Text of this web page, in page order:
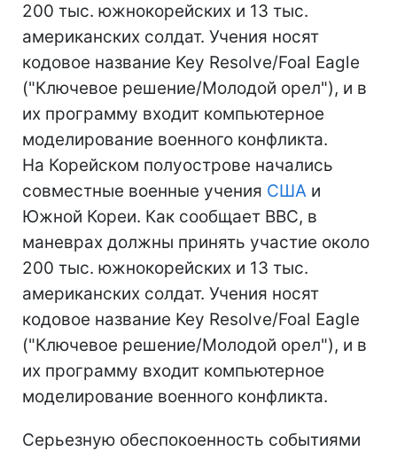
200 тыс. южнокорейских и 13 тыс.
американских солдат. Учения носят
кодовое название Key Resolve/Foal Eagle
("Ключевое решение/Молодой орел"), и в
их программу входит компьютерное
моделирование военного конфликта.
На Корейском полуострове начались
совместные военные учения США и
Южной Кореи. Как сообщает ВВС, в
маневрах должны принять участие около
200 тыс. южнокорейских и 13 тыс.
американских солдат. Учения носят
кодовое название Key Resolve/Foal Eagle
("Ключевое решение/Молодой орел"), и в
их программу входит компьютерное
моделирование военного конфликта.
Серьезную обеспокоенность событиями